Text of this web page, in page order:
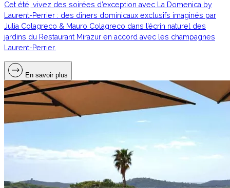
Cet été, vivez des soirées d’exception avec La Domenica by
Laurent-Perrier : des dîners dominicaux exclusifs imaginés par
Julia Colagreco & Mauro Colagreco dans l’écrin naturel des
jardins du Restaurant Mirazur en accord avec les champagnes
Laurent-Perrier.
En savoir plus